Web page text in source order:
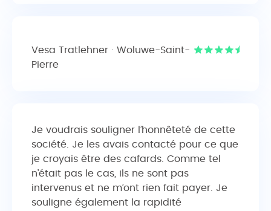
Vesa Tratlehner · Woluwe-Saint-
Pierre
Je voudrais souligner l’honnêteté de cette
société. Je les avais contacté pour ce que
je croyais être des cafards. Comme tel
n’était pas le cas, ils ne sont pas
intervenus et ne m’ont rien fait payer. Je
souligne également la rapidité